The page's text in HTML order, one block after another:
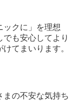
ックに」を理想
も安心してより
てまいります。
まの不安な気持ち